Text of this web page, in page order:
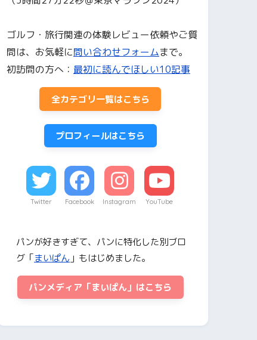
ゴルフ・旅行関連の体験レビュー依頼やご質
問は、お気軽に問い合わせフォームまで。
初訪問の方へ： 最初に読んでほしい10記事
全カテゴリ一覧はこちら
プロフィールはこちら
Twitter Facebook Instagram YouTube
パンが好きすぎて、パンに特化した別ブロ
グ「まいぱん 」もはじめました。
パンメディア「まいぱん」はこちら